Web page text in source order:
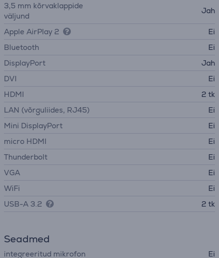
3,5 mm kõrvaklappide
väljund
Jah
Apple AirPlay 2
Ei
Bluetooth
Ei
DisplayPort
Jah
DVI
Ei
HDMI
2 tk
LAN (võrguliides, RJ45)
Ei
Mini DisplayPort
Ei
micro HDMI
Ei
Thunderbolt
Ei
VGA
Ei
WiFi
Ei
USB-A 3.2
2 tk
Seadmed
integreeritud mikrofon Ei